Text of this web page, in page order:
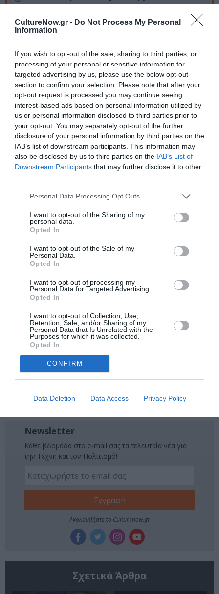
CultureNow.gr - Do Not Process My Personal
Information
If you wish to opt-out of the sale, sharing to third parties, or
processing of your personal or sensitive information for
targeted advertising by us, please use the below opt-out
section to confirm your selection. Please note that after your
opt-out request is processed you may continue seeing
interest-based ads based on personal information utilized by
us or personal information disclosed to third parties prior to
your opt-out. You may separately opt-out of the further
disclosure of your personal information by third parties on the
IAB’s list of downstream participants. This information may
also be disclosed by us to third parties on the IAB’s List of
Downstream Participants that may further disclose it to other
Personal Data Processing Opt Outs
I want to opt-out of the Sharing of my
personal data.
Opted In
I want to opt-out of the Sale of my
Personal Data.
Opted In
I want to opt-out of processing my
Personal Data for Targeted Advertising.
Opted In
I want to opt-out of Collection, Use,
Retention, Sale, and/or Sharing of my
Personal Data that Is Unrelated with the
Purposes for which it was collected.
Opted In
CONFIRM
Data Deletion Data Access Privacy Policy
Ημερομηνία:
Από: 02/03/2024
Σάββατο στις 21:00 και Κυριακή στις 20:00
Τοποθεσία:
Θέατρο Φούρνος, Μαυρομιχάλη 168, Εξάρχεια
Θέατρο Φούρνος
Eισιτήρια:
12 ευρώ (κανονικό), 10 ευρώ (μειωμένο: φοιτητές,
άνεργοι ΟΑΕΔ, ΑμΕΑ, συνοδός ΑμΕΑ, άνω των 65)
Πληροφορίες / Κρατήσεις:
Τηλ.: 21 0646 0748 |fournos-culture.gr
Ακολουθήστε το Culturenow.gr στο Google News
μάθετε πρώτοι όλες τις ειδήσεις
Δείτε όλα τατελευταία νέα
για την Τέχνη και τον
Πολιτισμό στο
Νέοι Διαγωνισμοί❯
Tags
ΕΛΛΗΝΕΣ ΣΥΓΓΡΑΦΕΙΣ
ΕΛΛΗΝΙΚΟ ΕΡΓΟ
ΖΑΝ ΚΟΚΤΩ
ΘΕΑΤΡΙΚΕΣ ΠΑΡΑΣΤΑΣΕΙΣ 2023 - 2024
ΚΩΝΣΤΑΝΤΙΝΟΣ ΚΑΒΑΦΗΣ
ΧΟΡΟΘΕΑΤΡΟ
Newsletter
Κάθε βδομάδα στο e-mail σας τα τελευταία νέα για
την Τέχνη και τον Πολιτισμό!
Ακολουθήστε το Culturenow.gr
Σχετικά Άρθρα